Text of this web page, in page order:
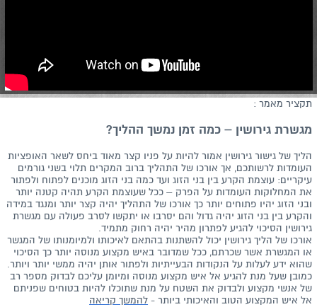
תקציר מאמר :
מגשרת גירושין – כמה זמן נמשך ההליך?
הליך של גישור גירושין אמור להיות על פניו קצר מאוד ביחס לשאר האופציות
העומדות לרשותכם, אך אורכו של התהליך ברוב המקרים תלוי בשני גורמים
עיקריים: עוצמת הקרע בין בני הזוג ועד כמה בני הזוג מוכנים לפתוח ולפתור
את המחלוקות העומדות על הפרק – ככל שעוצמת הקרע תהיה קטנה יותר
ובני הזוג יהיו פתוחים יותר כך אורכו של התהליך יהיה קצר יותר ומנגד במידה
והקרע בין בני הזוג יהיה גדול והם יסרבו או יתקשו לסרב פעולה עם מגשרת
גירושין הסיכוי להגיע לפתרון מהיר יהיה רחוק מתמיד.
אורכו של הליך גירושין יכול להשתנות בהתאם לאיכותו ולמיומנותו של המגשר
או המגשרת אשר שכרתם, ככל שמדובר באיש מקצוע מנוסה יותר כך הסיכוי
שהוא ידע לעלות על הנקודות הבעייתיות ולפתור אותן יהיה ממשי יותר ויותר.
כמובן שעל מנת להגיע אל איש מקצוע מנוסה ומיומן עליכם לבדוק מספר רב
של אנשי מקצוע ולבדוק את השטח על מנת שתוכלו להיות בטוחים שפניתם
אל איש המקצוע הטוב והאיכותי ביותר - להמשך קריאה